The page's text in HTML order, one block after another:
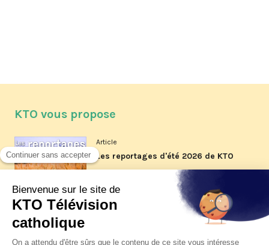
KTO vous propose
Article
Les reportages d'été 2026 de KTO
La visite pastorale du pape Léon
XIV à Assise à suivre sur KTO le